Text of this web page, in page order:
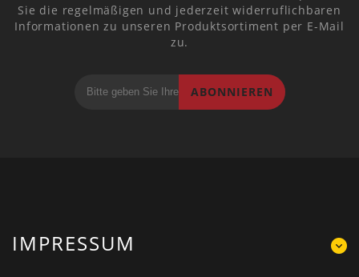
Sie die regelmäßigen und jederzeit widerruflichbaren
Informationen zu unseren Produktsortiment per E-Mail
zu.
ABONNIEREN
IMPRESSUM